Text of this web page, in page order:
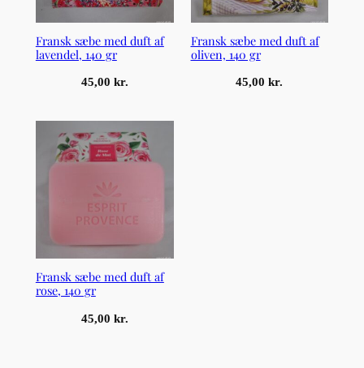
Fransk sæbe med duft af
lavendel, 140 gr
45,00 kr.
Fransk sæbe med duft af
oliven, 140 gr
45,00kr.
Fransk sæbe med duft af
rose, 140 gr
45,00 kr.